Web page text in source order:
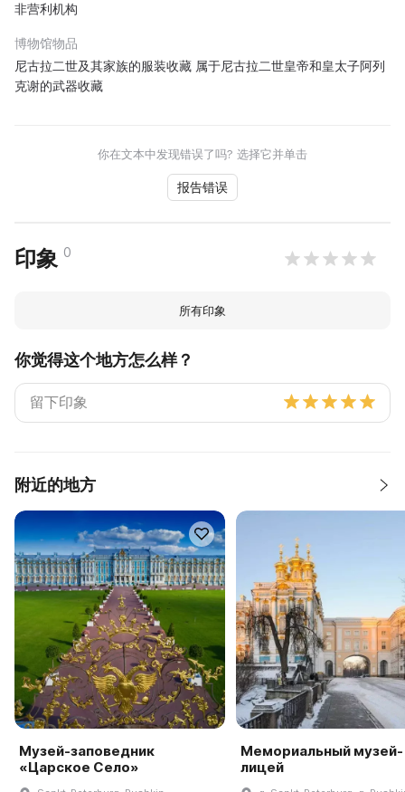
非营利机构
博物馆物品
尼古拉二世及其家族的服装收藏 属于尼古拉二世皇帝和皇太子阿列
克谢的武器收藏
你在文本中发现错误了吗? 选择它并单击
报告错误
印象 0
所有印象
你觉得这个地方怎么样？
附近的地方
Музей-заповедник
«Царское Село»
Мемориальный музей-
лицей